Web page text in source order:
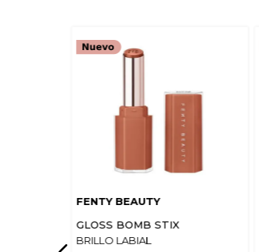
FENTY BEAUTY
GLOSS BOMB STIX
BRILLO LABIAL